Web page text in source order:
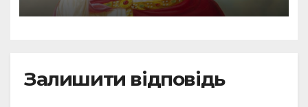
Залишити відповідь